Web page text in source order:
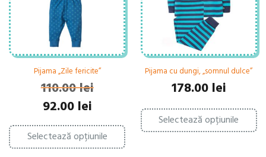
Pijama „Zile fericite”
110.00lei
Prețul
inițial
a
fost:
110.00 lei.
92.00 leiPrețul
curent
este:
92.00 lei.
Selectează opțiunile
Acest
produs
are
Pijama cu dungi, „somnul dulce”
178.00 lei
Selectează opțiunile